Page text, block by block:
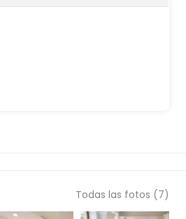
Todas las fotos (7)